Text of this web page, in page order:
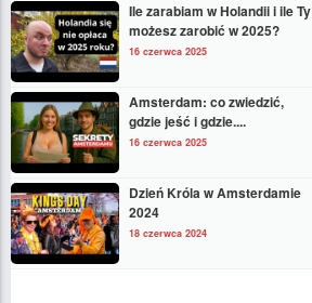
Ile zarabiam w Holandii i ile Ty
możesz zarobić w 2025?
16 czerwca 2025
Amsterdam: co zwiedzić,
gdzie jeść i gdzie....
16 czerwca 2025
Dzień Króla w Amsterdamie
2024
18 czerwca 2024